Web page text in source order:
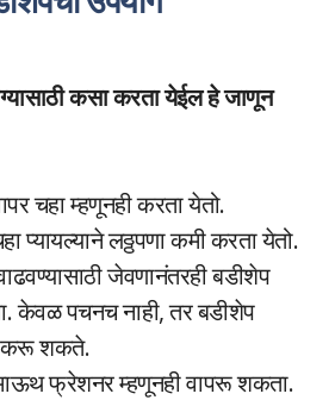
कसा करता येईल हे जाणून
चहा म्हणूनही करता येतो.
प्यायल्याने लठ्ठपणा कमी करता येतो.
जेवणानंतरही बडीशेप
केवळ पचनच नाही, तर बडीशेप
करू शकते.
फ्रेशनर म्हणूनही वापरू शकता.